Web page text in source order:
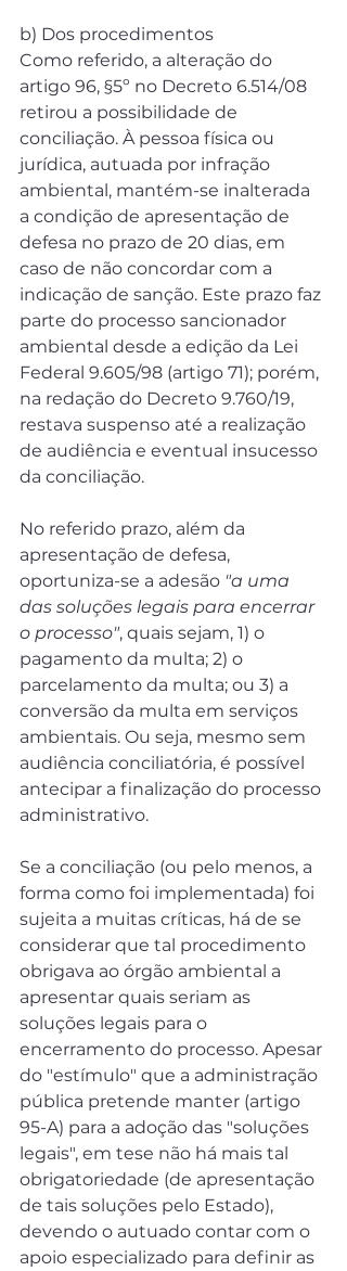
b) Dos procedimentos
Como referido, a alteração do
artigo 96, §5º no Decreto 6.514/08
retirou a possibilidade de
conciliação. À pessoa física ou
jurídica, autuada por infração
ambiental, mantém-se inalterada
a condição de apresentação de
defesa no prazo de 20 dias, em
caso de não concordar com a
indicação de sanção. Este prazo faz
parte do processo sancionador
ambiental desde a edição da Lei
Federal 9.605/98 (artigo 71); porém,
na redação do Decreto 9.760/19,
restava suspenso até a realização
de audiência e eventual insucesso
da conciliação.
No referido prazo, além da
apresentação de defesa,
oportuniza-se a adesão "a uma
das soluções legais para encerrar
o processo", quais sejam, 1) o
pagamento da multa; 2) o
parcelamento da multa; ou 3) a
conversão da multa em serviços
ambientais. Ou seja, mesmo sem
audiência conciliatória, é possível
antecipar a finalização do processo
administrativo.
Se a conciliação (ou pelo menos, a
forma como foi implementada) foi
sujeita a muitas críticas, há de se
considerar que tal procedimento
obrigava ao órgão ambiental a
apresentar quais seriam as
soluções legais para o
encerramento do processo. Apesar
do "estímulo" que a administração
pública pretende manter (artigo
95-A) para a adoção das "soluções
legais", em tese não há mais tal
obrigatoriedade (de apresentação
de tais soluções pelo Estado),
devendo o autuado contar com o
apoio especializado para definir as